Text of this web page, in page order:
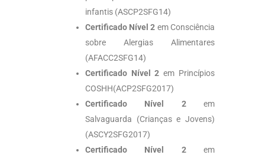
infantis (ASCP2SFG14)
Certificado Nível 2 em Consciência
sobre Alergias Alimentares
(AFACC2SFG14)
Certificado Nível 2 em Princípios
COSHH(ACP2SFG2017)
Certificado Nível 2em
Salvaguarda (Crianças e Jovens)
(ASCY2SFG2017)
Certificado Nível 2em